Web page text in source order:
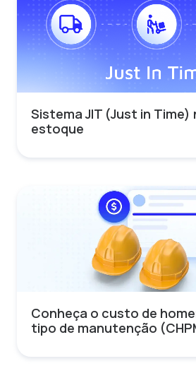
Sistema JIT (Just in Time)
estoque
Conheça o custo de
tipo de manutenção